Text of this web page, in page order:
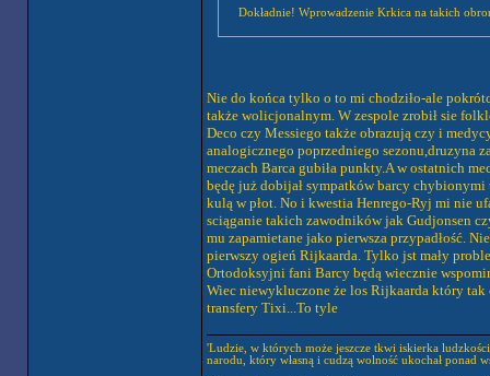
Dokładnie! Wprowadzenie Krkica na takich
Nie do końca tylko o to mi chodziło-ale
także wolicjonalnym. W zespole zrobił sie
Deco czy Messiego także obrazują czy i
analogicznego poprzedniego sezonu,druzyna
meczach Barca gubiła punkty.A w ostatnich
będę już dobijał sympatków barcy
kulą w płot. No i kwestia Henrego-Ryj mi nie
sciąganie takich zawodników jak Gudjonsen
mu zapamietane jako pierwsza przypadłość.
pierwszy ogień Rijkaarda. Tylko jst mały
Ortodoksyjni fani Barcy będą wiecznie
Wiec niewykluczone że los Rijkaarda który
transfery Tixi...To tyle
'Ludzie, w których może jeszcze tkwi iskierka
narodu, który własną i cudzą wolność ukochał ponad